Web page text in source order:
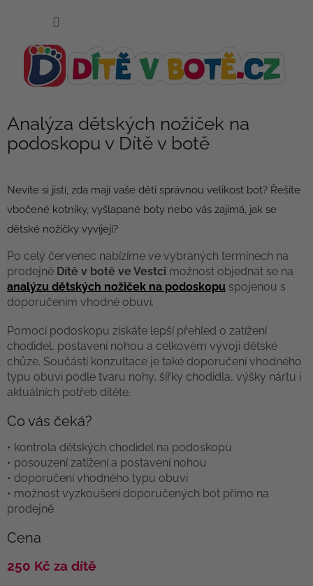
Analýza dětských nožiček na
podoskopu v Dítě v botě
Nevíte si jistí, zda mají vaše děti správnou velikost bot? Řešíte
vbočené kotníky, vyšlapané boty nebo vás zajímá, jak se
dětské nožičky vyvíjejí?
Po celý červenec nabízíme ve vybraných termínech na
prodejně Dítě v botě ve Vestci možnost objednat se na
analýzu dětských nožiček na podoskopu spojenou s
doporučením vhodné obuvi.
Pomocí podoskopu získáte lepší přehled o zatížení
chodidel, postavení nohou a celkovém vývoji dětské
chůze. Součástí konzultace je také doporučení vhodného
typu obuvi podle tvaru nohy, šířky chodidla, výšky nártu i
aktuálních potřeb dítěte.
Co vás čeká?
• kontrola dětských chodidel na podoskopu
• posouzení zatížení a postavení nohou
• doporučení vhodného typu obuvi
• možnost vyzkoušení doporučených bot přímo na
prodejně
Cena
250 Kč za dítě